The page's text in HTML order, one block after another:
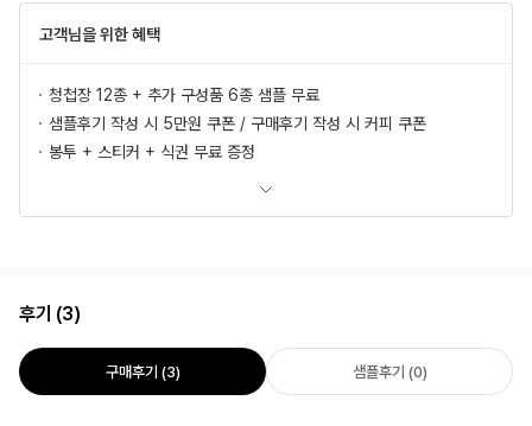
고객님을 위한 혜택
청첩장 12종 + 추가 구성품 6종 샘플 무료
샘플후기 작성 시 5만원 쿠폰 / 구매후기 작성 시 커피 쿠폰
봉투 + 스티커 + 식권 무료 증정
후기 (3)
구매후기 (3) 샘플후기 (0)